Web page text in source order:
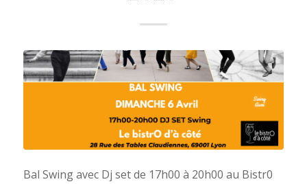
Bal Swing avec Dj set de 17h00 à 20h00 au Bistr0